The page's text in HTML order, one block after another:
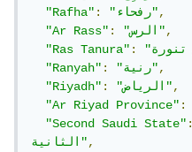
"Rafha": "رفحاء",
"Ar Rass": "الرس",
"Ras Tanura":
"Ranyah": "رنية",
"Riyadh": "الرياض",
"Ar Riyad Province":
"Second Saudi State":
الثانية",